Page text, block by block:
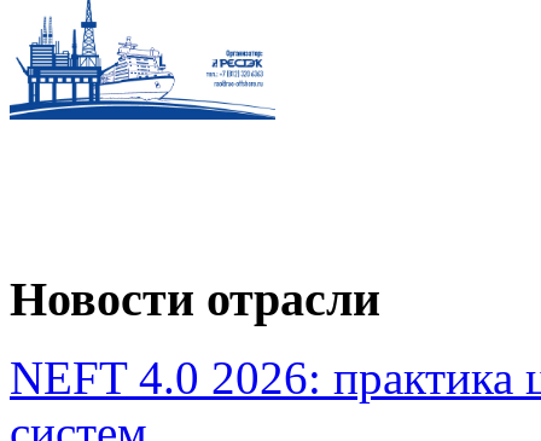
Новости отрасли
NEFT 4.0 2026: практика